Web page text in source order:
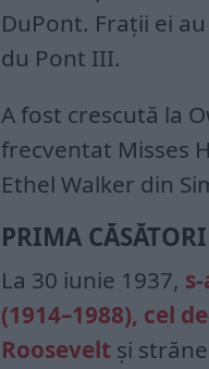
DuPont. Frații ei
du Pont III.
A fost crescută la
frecventat Misses
Ethel Walker din
PRIMA
La 30 iunie 1937,
(1914–1988), cel
Roosevelt și